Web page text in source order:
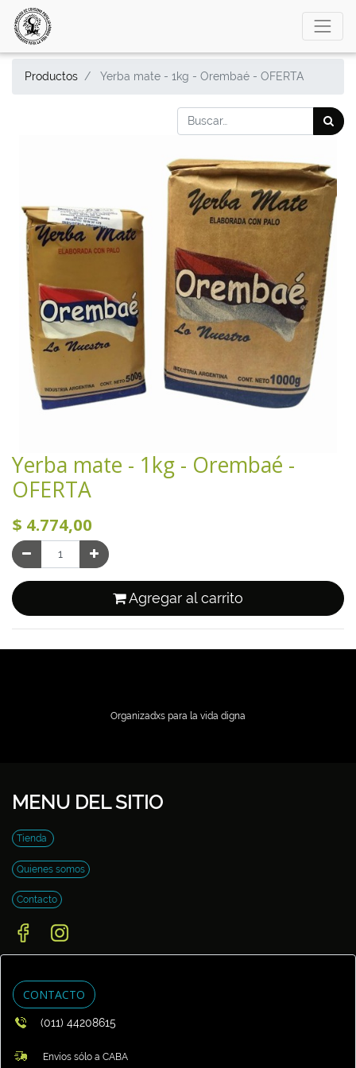
Productos Yerba mate - 1kg - Orembaé - OFERTA
Yerba mate - 1kg - Orembaé -
OFERTA
$ 4.774,00
Agregar al carrito
Organizadxs para la vida digna
MENU DEL SITIO
Tienda
Quienes somos
Contacto
CONTACTO
(011) 44208615
Envíos sólo a CABA